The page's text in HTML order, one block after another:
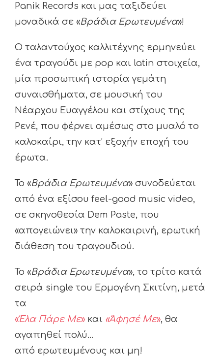
Panik Records και μας ταξιδεύει
μοναδικά σε «Βράδια Ερωτευμένα»!
Ο ταλαντούχος καλλιτέχνης ερμηνεύει
ένα τραγούδι με pop και latin στοιχεία,
μία προσωπική ιστορία γεμάτη
συναισθήματα, σε μουσική του
Νέαρχου Ευαγγέλου και στίχους της
Ρενέ, που φέρνει αμέσως στο μυαλό το
καλοκαίρι, την κατ’ εξοχήν εποχή του
έρωτα.
Το «Βράδια Ερωτευμένα» συνοδεύεται
από ένα εξίσου feel-good music video,
σε σκηνοθεσία Dem Paste, που
«απογειώνει» την καλοκαιρινή, ερωτική
διάθεση του τραγουδιού.
Το «Βράδια Ερωτευμένα», το τρίτο κατά
σειρά single του Ερμογένη Σκιτίνη, μετά
τα
«Έλα Πάρε Με» και «Άφησέ Με», θα
αγαπηθεί πολύ…
από ερωτευμένους και μη!